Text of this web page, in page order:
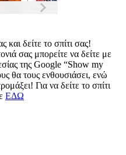
δείτε το σπίτι σας!
σας μπορείτε να δείτε με
της Google “Show my
θα τους ενθουσιάσει, ενώ
Για να δείτε το σπίτι
ΕΔΩ